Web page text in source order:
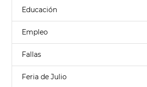
Educación
Empleo
Fallas
Feria de Julio